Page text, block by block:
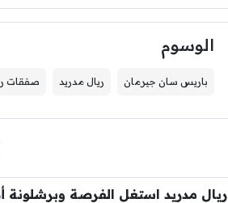
الوسوم
باريس سان جيرمان ريال مدريد صفقات
ريال مدريد استغل الفرصة وبرشلونة